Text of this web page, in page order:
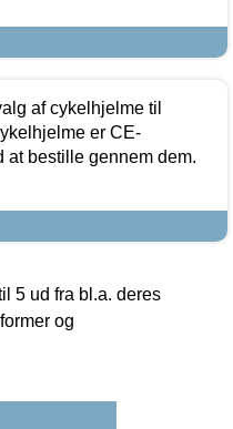
af cykelhjelme til
er CE-
bestille gennem dem.
5 ud fra bl.a. deres
og